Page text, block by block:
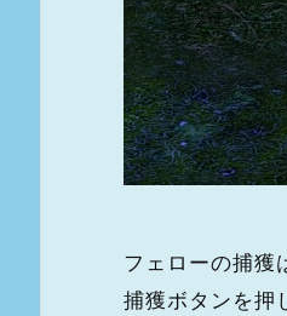
フェローの捕獲
捕獲ボタンを押